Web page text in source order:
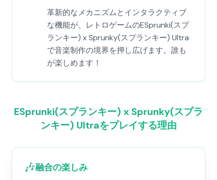
革新的なメカニズムとインタラクティブ
な機能が、レトロゲームのESprunki(スプ
ランキー) x Sprunky(スプランキー) Ultra
で音楽制作の境界を押し広げます。誰も
が楽しめます！
ESprunki(スプランキー) x Sprunky(スプラ
ンキー) Ultraをプレイする理由
🎶融合の楽しみ